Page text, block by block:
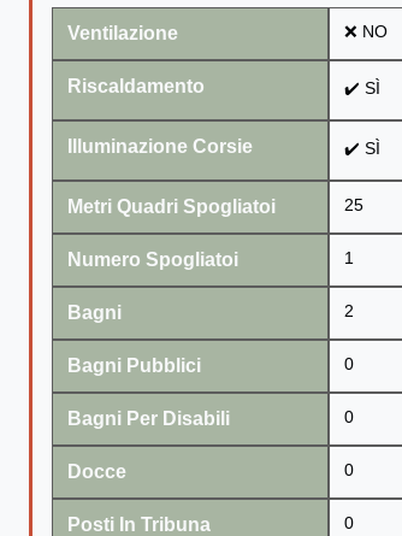
Ventilazione ❌ NO
Riscaldamento ✔️ SÌ
Illuminazione Corsie ✔️ SÌ
Metri Quadri Spogliatoi 25
Numero Spogliatoi 1
Bagni 2
Bagni Pubblici 0
Bagni Per Disabili 0
Docce 0
Posti In Tribuna 0